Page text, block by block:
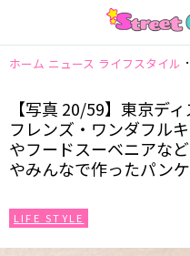
ホーム ニュース ライフスタイル
【写真 20/59】東京デ
フレンズ・ワンダフル
やフードスーベニアな
やみんなで作ったパン
LIFE STYLE